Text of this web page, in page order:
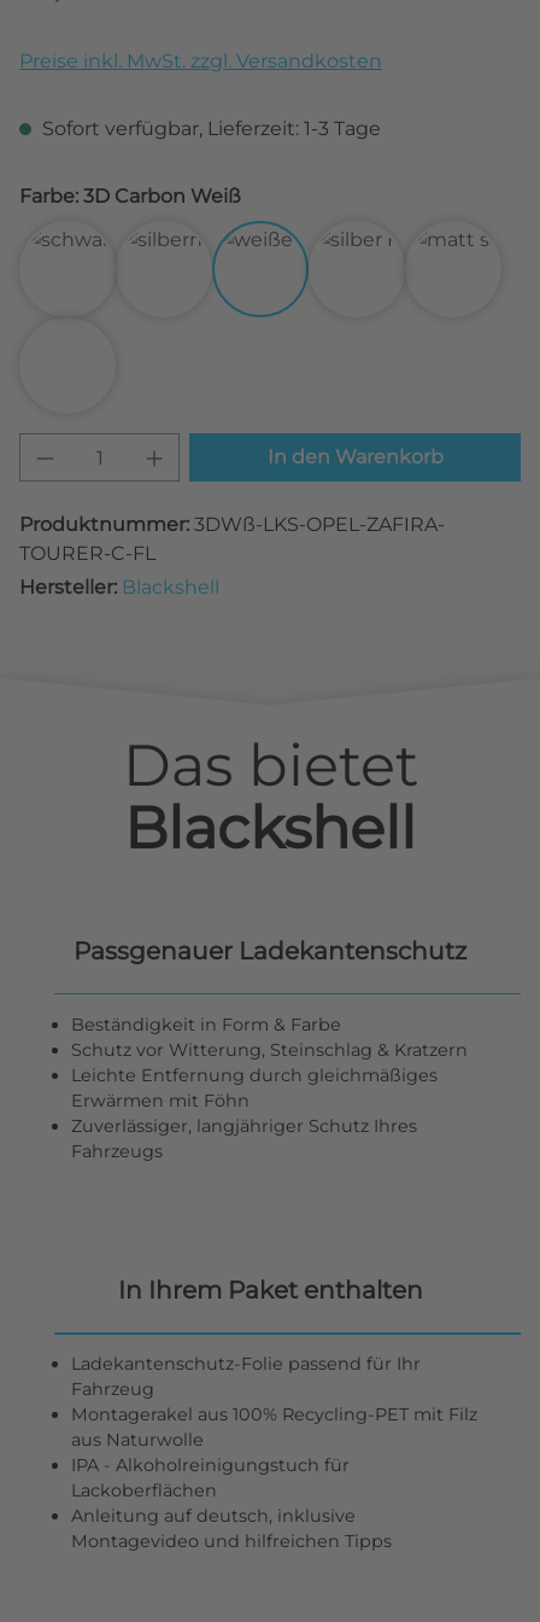
Preise inkl. MwSt. zzgl. Versandkosten
Sofort verfügbar, Lieferzeit: 1-3 Tage
Farbe: 3D Carbon Weiß
3D Carbon Schwarz3D Carbon Silber3D Carbon Weiß
Produkt Anzahl: Gib denIn den Warenkorb
Produktnummer: 3DWß-LKS-OPEL-ZAFIRA-
TOURER-C-FL
Hersteller: Blackshell
Das bietet
Blackshell
Passgenauer Ladekantenschutz
Beständigkeit in Form & Farbe
Schutz vor Witterung, Steinschlag & Kratzern
Leichte Entfernung durch gleichmäßiges
Erwärmen mit Föhn
Zuverlässiger, langjähriger Schutz Ihres
Fahrzeugs
In Ihrem Paket enthalten
Ladekantenschutz-Folie passend für Ihr
Fahrzeug
Montagerakel aus 100% Recycling-PET mit Filz
aus Naturwolle
IPA - Alkoholreinigungstuch für
Lackoberflächen
Anleitung auf deutsch, inklusive
Montagevideo und hilfreichen Tipps